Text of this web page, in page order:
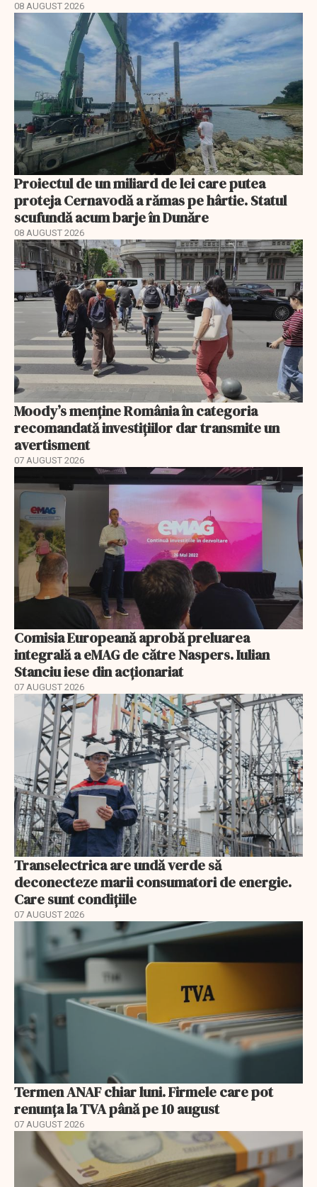
08 AUGUST 2026
Proiectul de un miliard de lei care putea
proteja Cernavodă a rămas pe hârtie. Statul
scufundă acum barje în Dunăre
08 AUGUST 2026
Moody’s menține România în categoria
recomandată investițiilor dar transmite un
avertisment
07 AUGUST 2026
Comisia Europeană aprobă preluarea
integrală a eMAG de către Naspers. Iulian
Stanciu iese din acționariat
07 AUGUST 2026
Transelectrica are undă verde să
deconecteze marii consumatori de energie.
Care sunt condițiile
07 AUGUST 2026
Termen ANAF chiar luni. Firmele care pot
renunța la TVA până pe 10 august
07 AUGUST 2026